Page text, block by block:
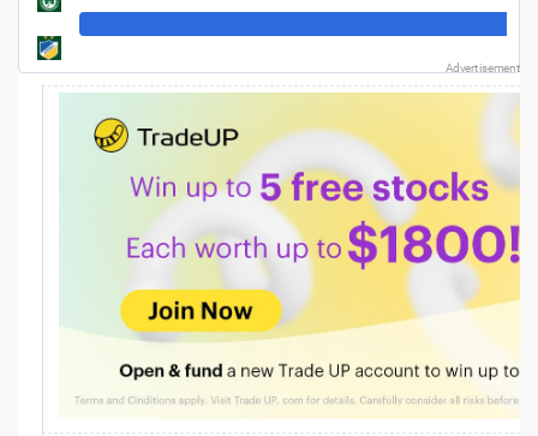
Advertisement